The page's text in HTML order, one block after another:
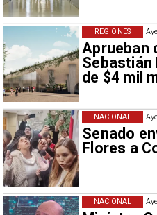
Aprueban
Sebastián
de $4 mil
REGIONES
Senado
Flores a
NACIONAL
NACIONAL